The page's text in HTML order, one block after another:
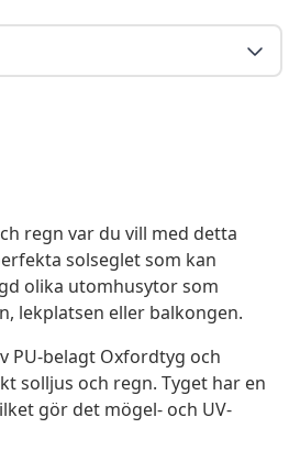
regn var du vill med detta
solseglet som kan
olika utomhusytor som
lekplatsen eller balkongen.
PU-belagt Oxfordtyg och
solljus och regn. Tyget har en
gör det mögel- och UV-